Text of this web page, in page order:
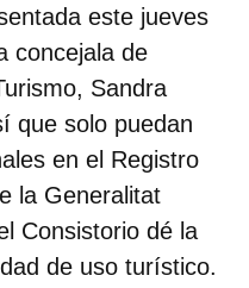
este jueves
concejala de
Sandra
que solo puedan
en el Registro
la Generalitat
Consistorio dé la
de uso turístico.